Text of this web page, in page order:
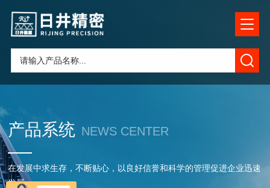
产品系统 NEWS CENTER
在发展中求生存，不断贴心，以良好信誉和科学的管理促进企业迅速
发展